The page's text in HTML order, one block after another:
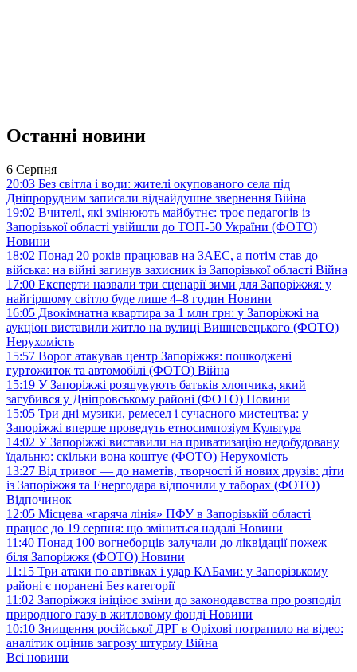
Останні новини
6 Серпня
20:03 Без світла і води: жителі окупованого села під
Дніпрорудним записали відчайдушне звернення Війна
19:02 Вчителі, які змінюють майбутнє: троє педагогів із
Запорізької області увійшли до ТОП-50 України (ФОТО)
Новини
18:02 Понад 20 років працював на ЗАЕС, а потім став до
війська: на війні загинув захисник із Запорізької області Війна
17:00 Експерти назвали три сценарії зими для Запоріжжя: у
найгіршому світло буде лише 4–8 годин Новини
16:05 Двокімнатна квартира за 1 млн грн: у Запоріжжі на
аукціон виставили житло на вулиці Вишневецького (ФОТО)
Нерухомість
15:57 Ворог атакував центр Запоріжжя: пошкоджені
гуртожиток та автомобілі (ФОТО) Війна
15:19 У Запоріжжі розшукують батьків хлопчика, який
загубився у Дніпровському районі (ФОТО) Новини
15:05 Три дні музики, ремесел і сучасного мистецтва: у
Запоріжжі вперше проведуть етносимпозіум Культура
14:02 У Запоріжжі виставили на приватизацію недобудовану
їдальню: скільки вона коштує (ФОТО) Нерухомість
13:27 Від тривог — до наметів, творчості й нових друзів: діти
із Запоріжжя та Енергодара відпочили у таборах (ФОТО)
Відпочинок
12:05 Місцева «гаряча лінія» ПФУ в Запорізькій області
працює до 19 серпня: що зміниться надалі Новини
11:40 Понад 100 вогнеборців залучали до ліквідації пожеж
біля Запоріжжя (ФОТО) Новини
11:15 Три атаки по автівках і удар КАБами: у Запорізькому
районі є поранені Без категорії
11:02 Запоріжжя ініціює зміни до законодавства про розподіл
природного газу в житловому фонді Новини
10:10 Знищення російської ДРГ в Оріхові потрапило на відео:
аналітик оцінив загрозу штурму Війна
Всі новини